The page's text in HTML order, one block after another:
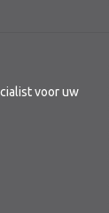
voor uw